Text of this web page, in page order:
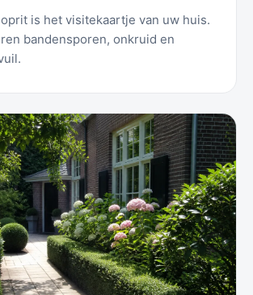
is het visitekaartje van uw huis.
bandensporen, onkruid en